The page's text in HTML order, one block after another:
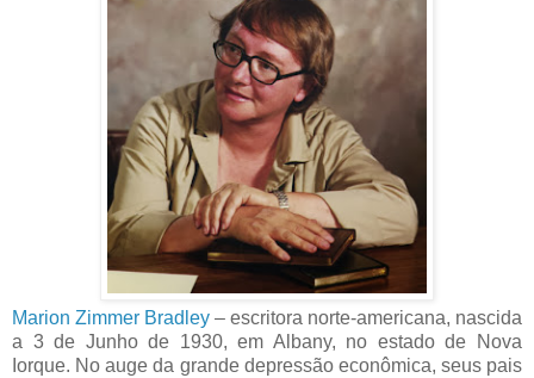
Marion Zimmer Bradley – escritora norte-americana, nascida
a 3 de Junho de 1930, em Albany, no estado de Nova
Iorque. No auge da grande depressão econômica, seus pais